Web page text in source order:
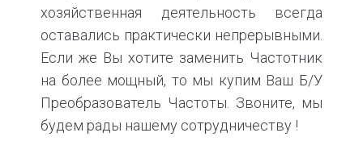
хозяйственная деятельность всегда
оставались практически непрерывными.
Если же Вы хотите заменить Частотник
на более мощный, то мы купим Ваш Б/У
Преобразователь Частоты. Звоните, мы
будем рады нашему сотрудничеству !